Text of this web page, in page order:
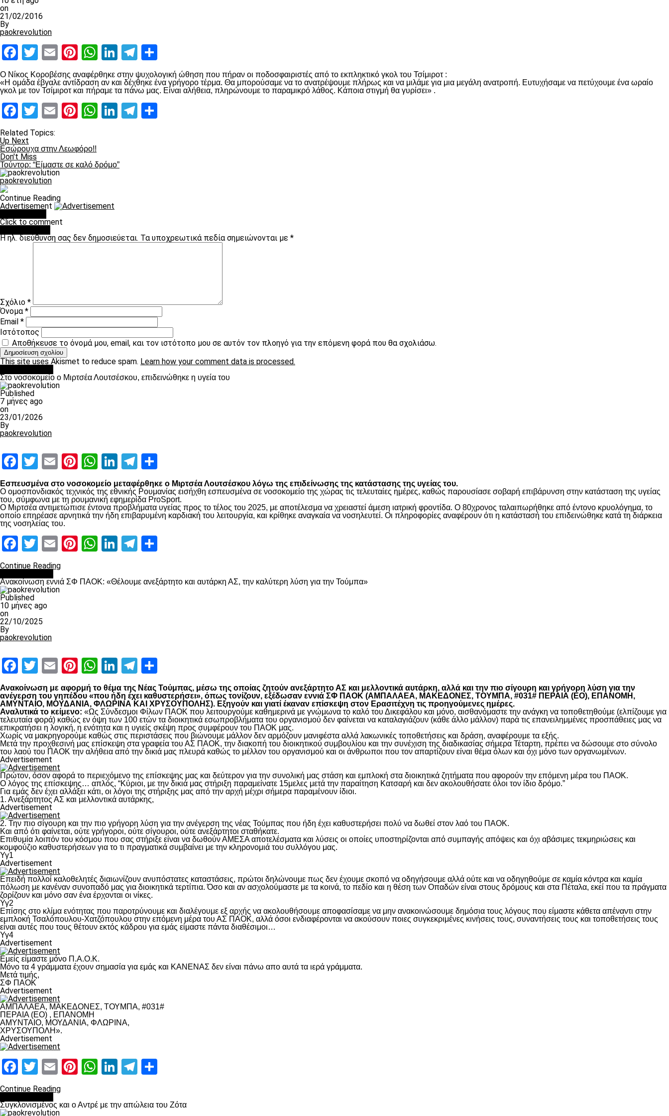
on
21/02/2016
By
paokrevolution
Facebook
Twitter
EmailPinterest
WhatsApp
LinkedIn
Telegram
O Νίκος Κοροβέσης αναφέρθηκε στην ψυχολογική ώθηση που πήραν οι ποδοσφαιριστές από το εκπληκτικό γκολ του Τσίμιροτ :
«Η ομάδα έβγαλε αντίδραση αν και δέχθηκε ένα γρήγορο τέρμα. Θα μπορούσαμε να το ανατρέψουμε πλήρως και να μιλάμε για μια μεγάλη ανατροπή. Ευτυχήσαμε να πετύχουμε ένα ωραίο
γκολ με τον Τσίμιροτ και πήραμε τα πάνω μας. Είναι αλήθεια, πληρώνουμε το παραμικρό λάθος. Κάποια στιγμή θα γυρίσει» .
Facebook
Twitter
EmailPinterest
WhatsApp
LinkedIn
Telegram
Related Topics:
Up Next
Εσώρουχα στην Λεωφόρο!!
Don't Miss
Τούντορ: “Είμαστε σε καλό δρόμο”
paokrevolution
Continue Reading
Advertisement
Click to comment
Η ηλ. διεύθυνση σας δεν δημοσιεύεται. Τα υποχρεωτικά πεδία σημειώνονται με *
Σχόλιο *
Όνομα*
Email *
Ιστότοπος
Αποθήκευσε το όνομά μου, email, και τον ιστότοπο μου σε αυτόν τον πλοηγό για την επόμενη φορά που θα σχολιάσω.
This site uses Akismet to reduce spam. Learn how your comment data is processed.
Στο νοσοκομείο ο Μιρτσέα Λουτσέσκου, επιδεινώθηκε η υγεία του
Published
7 μήνες ago
on
23/01/2026
By
paokrevolution
Facebook
Twitter
EmailPinterest
WhatsApp
LinkedIn
Telegram
Εσπευσμένα στο νοσοκομείο μεταφέρθηκε ο Μιρτσέα Λουτσέσκου λόγω της επιδείνωσης της κατάστασης της υγείας του.
Ο ομοσπονδιακός τεχνικός της εθνικής Ρουμανίας εισήχθη εσπευσμένα σε νοσοκομείο της χώρας τις τελευταίες ημέρες, καθώς παρουσίασε σοβαρή επιβάρυνση στην κατάσταση της υγείας
του, σύμφωνα με τη ρουμανική εφημερίδα ProSport.
Ο Μιρτσέα αντιμετώπισε έντονα προβλήματα υγείας προς το τέλος του 2025, με αποτέλεσμα να χρειαστεί άμεση ιατρική φροντίδα. Ο 80χρονος ταλαιπωρήθηκε από έντονο κρυολόγημα, το
οποίο επηρέασε αρνητικά την ήδη επιβαρυμένη καρδιακή του λειτουργία, και κρίθηκε αναγκαία να νοσηλευτεί. Οι πληροφορίες αναφέρουν ότι η κατάστασή του επιδεινώθηκε κατά τη διάρκεια
της νοσηλείας του.
Facebook
Twitter
EmailPinterest
WhatsApp
LinkedIn
Telegram
Continue Reading
Ανακοίνωση εννιά ΣΦ ΠΑΟΚ: «Θέλουμε ανεξάρτητο και αυτάρκη ΑΣ, την καλύτερη λύση για την Τούμπα»
Published
10 μήνες ago
on
22/10/2025
By
paokrevolution
Facebook
Twitter
EmailPinterest
WhatsApp
LinkedIn
Telegram
Ανακοίνωση με αφορμή το θέμα της Νέας Τούμπας, μέσω της οποίας ζητούν ανεξάρτητο ΑΣ και μελλοντικά αυτάρκη, αλλά και την πιο σίγουρη και γρήγορη λύση για την
ανέγερση του γηπέδου «που ήδη έχει καθυστερήσει», όπως τονίζουν, εξέδωσαν εννιά ΣΦ ΠΑΟΚ (ΑΜΠΑΛΑΕΑ, ΜΑΚΕΔΟΝΕΣ, ΤΟΥΜΠΑ, #031# ΠΕΡΑΙΑ (ΕΟ), ΕΠΑΝΟΜΗ,
ΑΜΥΝΤΑΙΟ, ΜΟΥΔΑΝΙΑ, ΦΛΩΡΙΝΑ ΚΑΙ ΧΡΥΣΟΥΠΟΛΗΣ). Εξηγούν και γιατί έκαναν επίσκεψη στον Ερασιτέχνη τις προηγούμενες ημέρες.
Αναλυτικά το κείμενο: «Ως Σύνδεσμοι Φίλων ΠΑΟΚ που λειτουργούμε καθημερινά με γνώμωνα το καλό του Δικεφάλου και μόνο, αισθανόμαστε την ανάγκη να τοποθετηθούμε (ελπίζουμε για
τελευταία φορά) καθώς εν όψη των 100 ετών τα διοικητικά εσωπροβλήματα του οργανισμού δεν φαίνεται να καταλαγιάζουν (κάθε άλλο μάλλον) παρά τις επανειλημμένες προσπάθειες μας να
επικρατήσει η λογική, η ενότητα και η υγιείς σκέψη προς συμφέρουν του ΠΑΟΚ μας.
Χωρίς να μακρηγορούμε καθώς στις περιστάσεις που βιώνουμε μάλλον δεν αρμόζουν μανιφέστα αλλά λακωνικές τοποθετήσεις και δράση, αναφέρουμε τα εξής.
Μετά την προχθεσινή μας επίσκεψη στα γραφεία του ΑΣ ΠΑΟΚ, την διακοπή του διοικητικού συμβουλίου και την συνέχιση της διαδικασίας σήμερα Τέταρτη, πρέπει να δώσουμε στο σύνολο
του λαού του ΠΑΟΚ την αλήθεια από την δικιά μας πλευρά καθώς το μέλλον του οργανισμού και οι άνθρωποι που τον απαρτίζουν είναι θέμα όλων και όχι μόνο των οργανωμένων.
Advertisement
Πρώτον, όσον αφορά το περιεχόμενο της επίσκεψης μας και δεύτερον για την συνολική μας στάση και εμπλοκή στα διοικητικά ζητήματα που αφορούν την επόμενη μέρα του ΠΑΟΚ.
Ο λόγος της επίσκεψης… απλός, “Κύριοι, με την δικιά μας στήριξη παραμείνατε 15μελες μετά την παραίτηση Κατσαρή και δεν ακολουθήσατε όλοι τον ίδιο δρόμο.”
Για εμάς δεν έχει αλλάξει κάτι, οι λόγοι της στήριξης μας από την αρχή μέχρι σήμερα παραμένουν ίδιοι.
1. Ανεξάρτητος ΑΣ και μελλοντικά αυτάρκης,
Advertisement
2. Την πιο σίγουρη και την πιο γρήγορη λύση για την ανέγερση της νέας Τούμπας που ήδη έχει καθυστερήσει πολύ να δωθεί στον λαό του ΠΑΟΚ.
Και από ότι φαίνεται, ούτε γρήγοροι, ούτε σίγουροι, ούτε ανεξάρτητοι σταθήκατε.
Επιθυμία λοιπόν του κόσμου που σας στήριξε είναι να δωθούν ΑΜΕΣΑ αποτελέσματα και λύσεις οι οποίες υποστηρίζονται από συμπαγής απόψεις και όχι αβάσιμες τεκμηριώσεις και
κομφούζιο καθυστερήσεων για το τι πραγματικά συμβαίνει με την κληρονομιά του συλλόγου μας.
Υγ1
Advertisement
Επειδή πολλοί καλοθελητές διαιωνίζουν ανυπόστατες καταστάσεις, πρώτοι δηλώνουμε πως δεν έχουμε σκοπό να οδηγήσουμε αλλά ούτε και να οδηγηθούμε σε καμία κόντρα και καμία
πόλωση με κανέναν συνοπαδό μας για διοικητικά τερτίπια. Όσο και αν ασχολούμαστε με τα κοινά, το πεδίο και η θέση των Οπαδών είναι στους δρόμους και στα Πέταλα, εκεί που τα πράγματα
ζορίζουν και μόνο σαν ένα έρχονται οι νίκες.
Υγ2
Επίσης στο κλίμα ενότητας που παροτρύνουμε και διαλέγουμε εξ αρχής να ακολουθήσουμε αποφασίσαμε να μην ανακοινώσουμε δημόσια τους λόγους που είμαστε κάθετα απέναντι στην
εμπλοκή Τσαλόπουλου-Χατζόπουλου στην επόμενη μέρα του ΑΣ ΠΑΟΚ, αλλά όσοι ενδιαφέρονται να ακούσουν ποιες συγκεκριμένες κινήσεις τους, συναντήσεις τους και τοποθετήσεις τους
είναι αυτές που τους θέτουν εκτός κάδρου για εμάς είμαστε πάντα διαθέσιμοι…
Υγ4
Advertisement
Εμείς είμαστε μόνο Π.Α.Ο.Κ.
Μόνο τα 4 γράμματα έχουν σημασία για εμάς και ΚΑΝΕΝΑΣ δεν είναι πάνω απο αυτά τα ιερά γράμματα.
Μετά τιμής,
ΣΦ ΠΑΟΚ
Advertisement
ΑΜΠΑΛΑΕΑ, ΜΑΚΕΔΟΝΕΣ, ΤΟΥΜΠΑ, #031#
ΠΕΡΑΙΑ (ΕΟ) , ΕΠΑΝΟΜΗ
ΑΜΥΝΤΑΙΟ, ΜΟΥΔΑΝΙΑ, ΦΛΩΡΙΝΑ,
ΧΡΥΣΟΥΠΟΛΗ».
Advertisement
Facebook
Twitter
EmailPinterest
WhatsApp
LinkedIn
Telegram
Continue Reading
Συγκλονισμένος και ο Αντρέ με την απώλεια του Ζότα